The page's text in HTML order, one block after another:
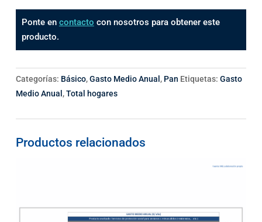
Ponte en contacto con nosotros para obtener este
producto.
Categorías: Básico,Gasto Medio Anual , Pan Etiquetas: Gasto
Medio Anual ,Total hogares
Productos relacionados